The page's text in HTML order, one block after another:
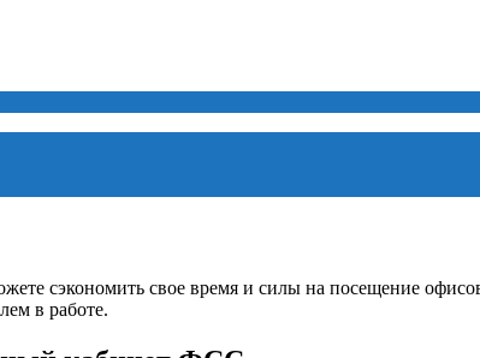
сэкономить свое время и силы на посещение
в работе.